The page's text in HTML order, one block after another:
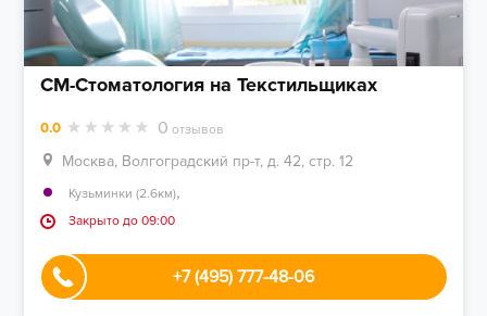
СМ-Стоматология на Текстильщиках
0.0 0 отзывов
Москва, Волгоградский пр-т, д. 42, стр. 12
Кузьминки (2.6км),
Закрыто до 09:00
+7 (495) 777-48-06